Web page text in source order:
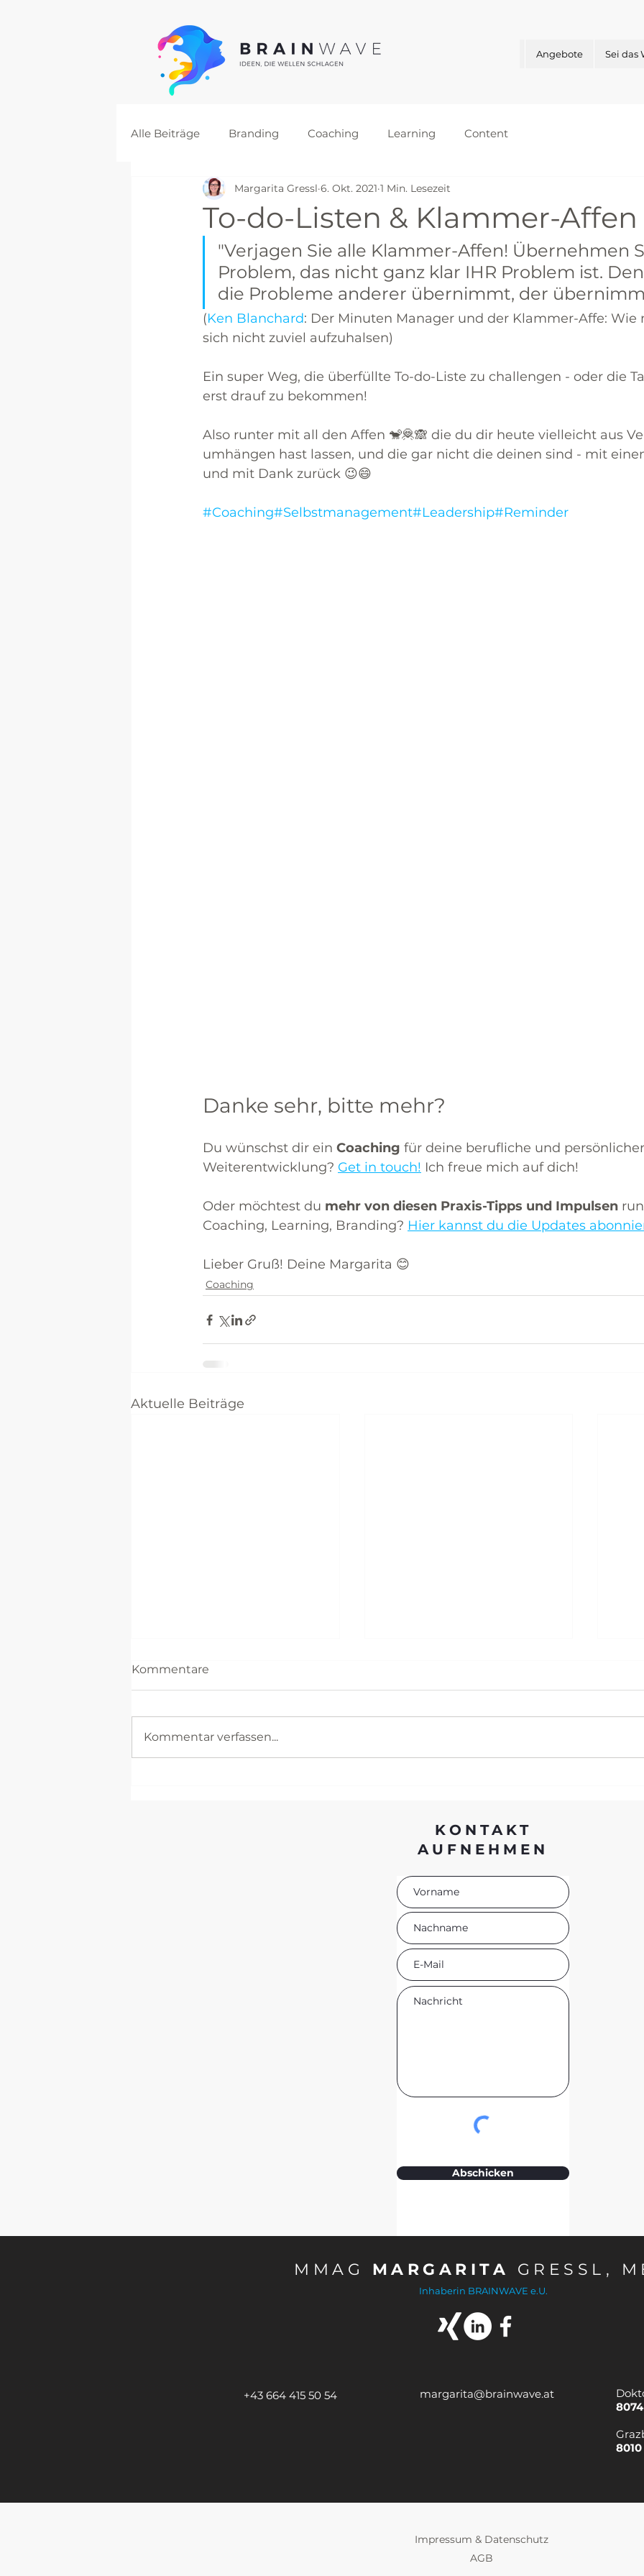
Angebote Sei das
Alle Beiträge Branding Coaching Learning Content
To-do-Listen & Klammer-Affen
Margarita Gressl 6. Okt. 2021 1 Min. Lesezeit
"Verjagen Sie alle Klammer-Affen! Übernehmen
Problem, das nicht ganz klar IHR Problem ist.
die Probleme anderer übernimmt, der
(Ken Blanchard: Der Minuten Manager und der Klammer-Affe: Wie
sich nicht zuviel aufzuhalsen)
Ein super Weg, die überfüllte To-do-Liste zu challengen - oder die
erst drauf zu bekommen!
Also runter mit all den Affen 🐒🦧🙈 die du dir heute vielleicht aus
umhängen hast lassen, und die gar nicht die deinen sind - mit
und mit Dank zurück 😉😄
#Coaching#Selbstmanagement#Leadership#Reminder
Danke sehr, bitte mehr?
Du wünschst dir ein Coaching für deine berufliche und
Weiterentwicklung? Get in touch! Ich freue mich auf dich!
Oder möchtest du mehr von diesen Praxis-Tipps und Impulsen
Coaching, Learning, Branding? Hier kannst du die Updates
Lieber Gruß! Deine Margarita 😊
Coaching
Aktuelle Beiträge
Kommentare
Kommentar verfassen...
KONTAKT
AUFNEHMEN
Abschicken
MMAG MARGARITA GRESSL,
Inhaberin BRAINWAVE e.U.
+43 664 415 50 54 margarita@brainwave.at
Impressum & Datenschutz
AGB